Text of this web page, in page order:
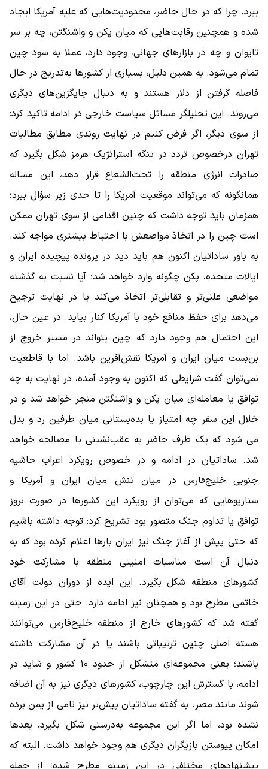
ببرد. چرا که در حال حاضر، محدودیت‌هایی که علیه آمریکا ایجاد
شده و همچنین رقابت‌هایی که میان پکن و واشنگتن، چه بر سر
تایوان و چه در بازارهای جهانی، وجود دارد، عملا به سود چین
تمام می‌شود. به همین دلیل، بسیاری از کشورها به‌تدریج در حال
فاصله گرفتن از دلار هستند و به دنبال جایگزین‌های دیگری
می‌روند. این تحلیلگر مسائل سیاست خارجی در ادامه تاکید کرد:
از سوی دیگر، اگر فرض کنیم در نهایت روندی مطابق مطالبات
تهران درخصوص تردد در تنگه استراتژیک هرمز شکل بگیرد که
صادرات انرژی منطقه را تحت‌الشعاع قرار دهد، این مساله
همانگونه که می‌تواند موقعیت آمریکا را تا حدی زیر سؤال ببرد؛
همزمان باید توجه داشت که چنین اقدامی از سوی تهران ممکن
است چین را در اتخاذ مواضعش با احتیاط بیشتری مواجه کند.
به باور ساداتیان اکنون هم باید دید در پرونده پیچیده ایران و
ایالات متحده، پکن چگونه وارد خواهد شد؛ آیا نسبت به گذشته
مواضعی علنی‌تر و تقابلی‌تر اتخاذ می‌کند یا در نهایت ترجیح
می‌دهد برای حفظ منافع خود با آمریکا کنار بیاید. در عین حال،
این احتمال هم وجود دارد که چین بتواند در مسیر خروج از
بن‌بست میان ایران و آمریکا نقش‌آفرین باشد. اما با قاطعیت
نمی‌توان گفت شرایطی که اکنون به وجود آمده، در نهایت به چه
توافق یا معامله‌ای میان پکن و واشنگتن منجر خواهد شد و در
خلال این سفر چه امتیاز یا بده‌بستانی میان طرفین رد و بدل
می شود که یک طرف حاضر به عقب‌نشینی یا مصالحه خواهد
شد. ساداتیان در ادامه و در خصوص رویکرد اعراب حاشیه
جنوبی خلیج‌فارس در میان تنش میان ایران و آمریکا و
سناریوهایی که می‌توان از رویکرد این کشورها در صورت بروز
توافق یا تداوم جنگ متصور بود تشریح کرد: توجه داشته باشیم
که حتی پیش از آغاز جنگ نیز ایران بارها اعلام کرده بود که به
دنبال آن است مناسبات امنیتی منطقه با مشارکت خود
کشورهای منطقه شکل بگیرد. این ایده از دوران دولت آقای
خاتمی مطرح بود و همچنان نیز ادامه دارد. حتی در این زمینه
گفته شد که کشورهای خارج از منطقه خلیج‌فارس می‌توانند
هسته اصلی چنین ترتیباتی باشند یا در آن مشارکت داشته
باشند؛ یعنی مجموعه‌ای متشکل از حدود ۱۰ کشور و شاید در
ادامه، با گسترش این چارچوب، کشورهای دیگری نیز به آن اضافه
شوند مانند مصر. به گفته ساداتیان پیش‌تر نیز نامی از یمن برده
نشده بود، اما اگر این مجموعه به‌درستی شکل بگیرد، بعدها
امکان پیوستن بازیگران دیگری هم وجود خواهد داشت. البته که